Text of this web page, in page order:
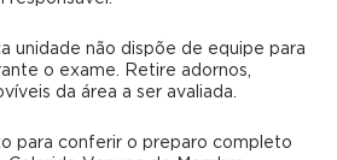
a unidade não dispõe de equipe para
o exame. Retire adornos,
da área a ser avaliada.
para conferir o preparo completo